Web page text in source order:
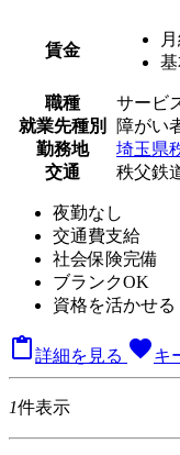
賃金
基
職種
サービ
就業先種別
障がい
勤務地
埼玉県
交通
秩父鉄
夜勤なし
交通費支給
社会保険完備
ブランクOK
資格を活かせる
 詳細を見る favoriteキ
1件表示